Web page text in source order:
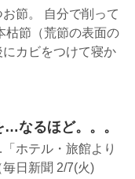
節。 自分で削って
枯節（荒節の表面の
カビをつけて寝か
…なるほど。。。
ホテル・旅館より
日新聞 2/7(火)